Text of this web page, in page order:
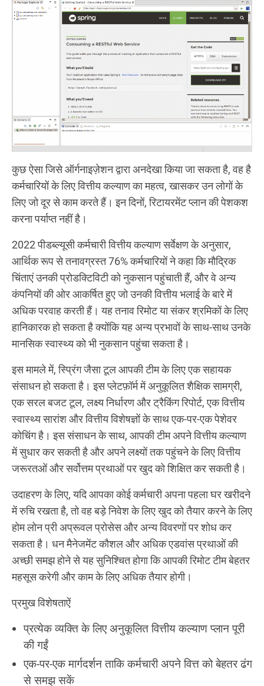
कुछ ऐसा जिसे ऑर्गनाइज़ेशन द्वारा अनदेखा किया जा सकता है, वह है
कर्मचारियों के लिए वित्तीय कल्याण का महत्व, खासकर उन लोगों के
लिए जो दूर से काम करते हैं। इन दिनों, रिटायरमेंट प्लान की पेशकश
करना पर्याप्त नहीं है।
2022 पीडब्ल्यूसी कर्मचारी वित्तीय कल्याण सर्वेक्षण के अनुसार,
आर्थिक रूप से तनावग्रस्त 76% कर्मचारियों ने कहा कि मौद्रिक
चिंताएं उनकी प्रोडक्टिविटी को नुकसान पहुंचाती हैं, और वे अन्य
कंपनियों की ओर आकर्षित हुए जो उनकी वित्तीय भलाई के बारे में
अधिक परवाह करती हैं। यह तनाव रिमोट या संकर श्रमिकों के लिए
हानिकारक हो सकता है क्योंकि यह अन्य प्रभावों के साथ-साथ उनके
मानसिक स्वास्थ्य को भी नुकसान पहुंचा सकता है।
इस मामले में, स्प्रिंग जैसा टूल आपकी टीम के लिए एक सहायक
संसाधन हो सकता है। इस प्लेटफ़ॉर्म में अनुकूलित शैक्षिक सामग्री,
एक सरल बजट टूल, लक्ष्य निर्धारण और ट्रैकिंग रिपोर्ट, एक वित्तीय
स्वास्थ्य सारांश और वित्तीय विशेषज्ञों के साथ एक-पर-एक पेशेवर
कोचिंग है। इस संसाधन के साथ, आपकी टीम अपने वित्तीय कल्याण
में सुधार कर सकती है और अपने लक्ष्यों तक पहुंचने के लिए वित्तीय
जरूरतओं और सर्वोत्तम प्रथाओं पर खुद को शिक्षित कर सकती है।
उदाहरण के लिए, यदि आपका कोई कर्मचारी अपना पहला घर खरीदने
में रुचि रखता है, तो वह बड़े निवेश के लिए खुद को तैयार करने के लिए
होम लोन प्री अप्रूवल प्रोसेस और अन्य विवरणों पर शोध कर
सकता है। धन मैनेजमेंट कौशल और अधिक एडवांस प्रथाओं की
अच्छी समझ होने से यह सुनिश्चित होगा कि आपकी रिमोट टीम बेहतर
महसूस करेगी और काम के लिए अधिक तैयार होगी।
प्रमुख विशेषताऐं
प्रत्येक व्यक्ति के लिए अनुकूलित वित्तीय कल्याण प्लान पूरी
की गईं
एक-पर-एक मार्गदर्शन ताकि कर्मचारी अपने वित्त को बेहतर ढंग
से समझ सकें